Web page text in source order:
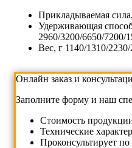
Прикладываемая
Удерживающая
2960/3200/6650/7200/
Вес, г 1140/1310/
Онлайн заказ и
Заполните форму и наш
Cтоимость
Технические
Проконсультирует